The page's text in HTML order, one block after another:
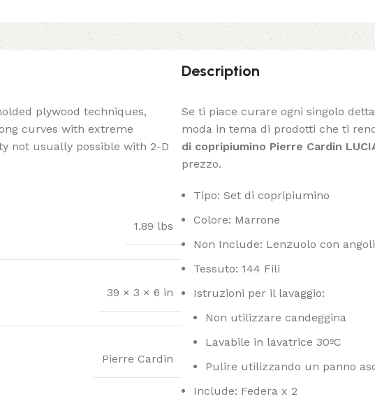
plywood techniques,
curves with extreme
not usually possible with 2-D
1.89 lbs
39 × 3 × 6 in
Pierre Cardin
Description
Se ti piace curare ogni singolo
moda in tema di prodotti che ti
di copripiumino Pierre Cardin
prezzo.
Tipo: Set di copripiumino
Colore: Marrone
Non Include: Lenzuolo con angoli
Tessuto: 144 Fili
Istruzioni per il lavaggio:
Non utilizzare candeggina
Lavabile in lavatrice 30ºC
Pulire utilizzando un panno
Include: Federa x 2